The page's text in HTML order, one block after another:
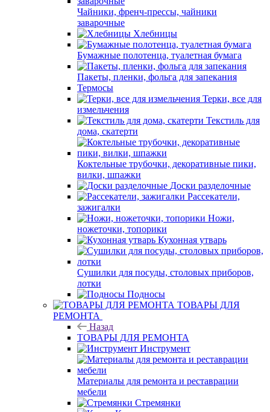
Чайники, френч-прессы, чайники
заварочные
Хлебницы
Бумажные полотенца, туалетная бумага
Пакеты, пленки, фольга для запекания
Термосы
Терки, все для
измельчения
Текстиль для
дома, скатерти
Коктельные трубочки, декоративные пики,
вилки, шпажки
Доски разделочные
Рассекатели,
зажигалки
Ножи,
ножеточки, топорики
Кухонная утварь
Сушилки для посуды, столовых приборов,
лотки
Подносы
ТОВАРЫ ДЛЯ
РЕМОНТА
Назад
ТОВАРЫ ДЛЯ РЕМОНТА
Инструмент
Материалы для ремонта и реставрации
мебели
Стремянки